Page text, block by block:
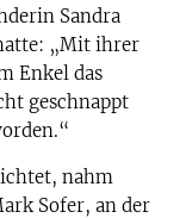
Sandra
„Mit ihrer
Enkel das
geschnappt
nahm
Sofer, an der